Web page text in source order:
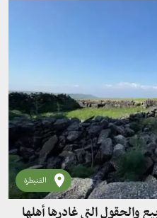
القنيطرة
والحقول التي غادرها أهلها